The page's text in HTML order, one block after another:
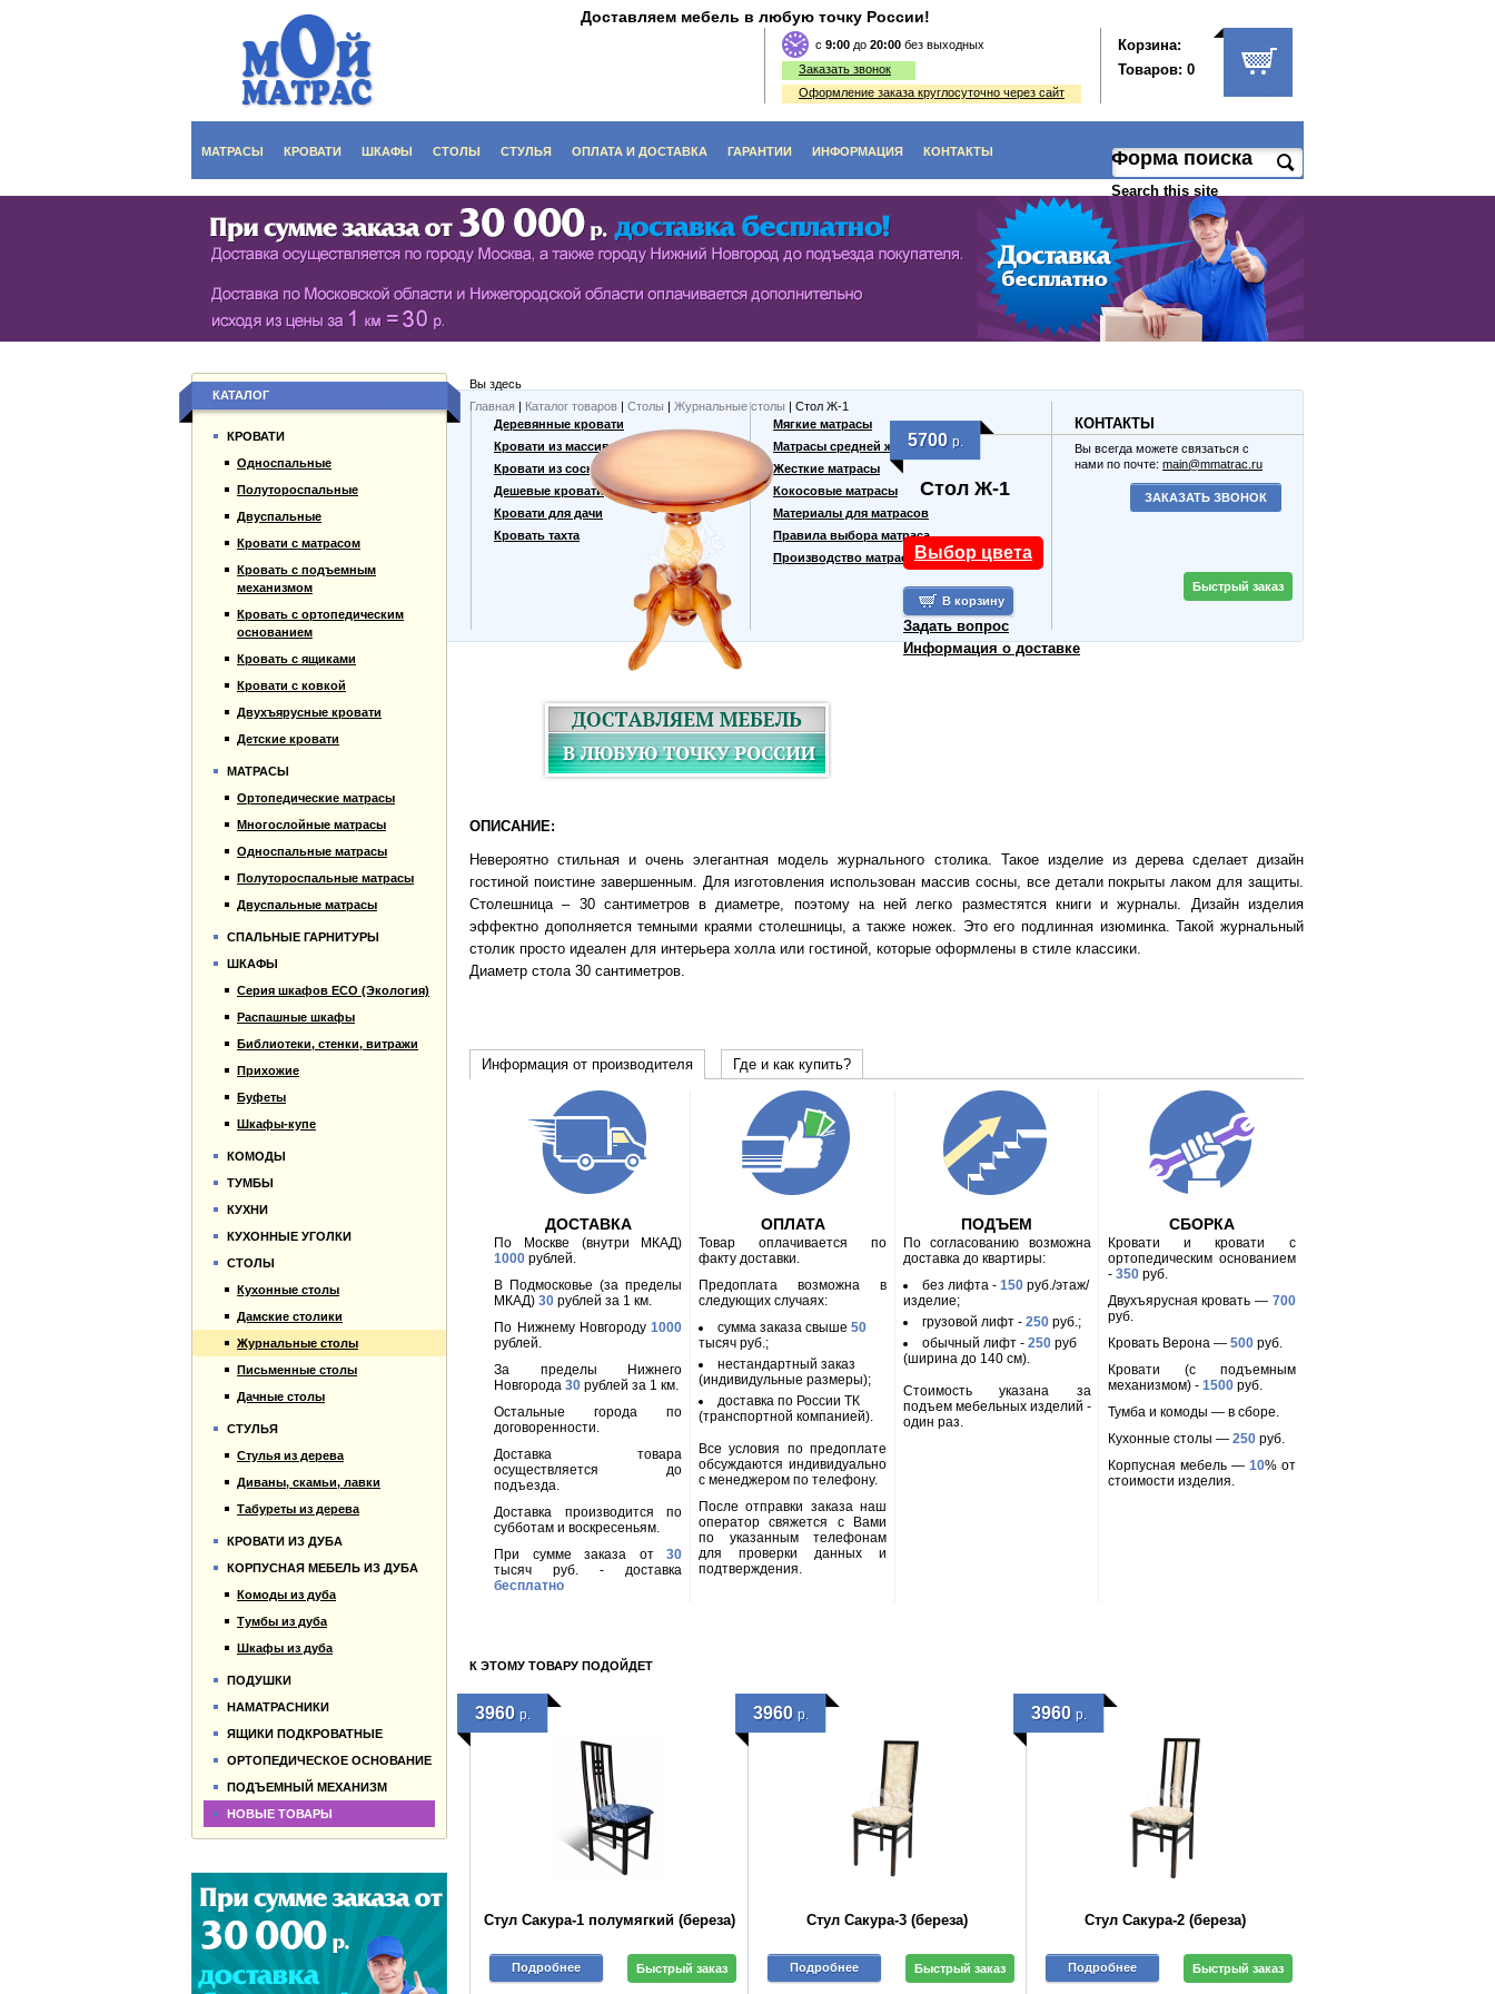
Доставляем мебель в любую точку России!
Заказать звонок
c 9:00 до 20:00 без выходных
Оформление заказа круглосуточно через сайт
Корзина:
Товаров: 0
Форма поиска
Search this site
МАТРАСЫ КРОВАТИ ШКАФЫ
СЕРИЯ ШКАФОВ ECO (ЭКОЛОГИЯ)
РАСПАШНЫЕ ШКАФЫ
БИБЛИОТЕКИ, СТЕНКИ, ВИТРАЖИ
БУФЕТЫ
СТОЛЫ
КУХОННЫЕ СТОЛЫ
ДАМСКИЕ СТОЛИКИ
ЖУРНАЛЬНЫЕ СТОЛЫ
ДАЧНЫЕ СТОЛЫ
СТУЛЬЯ
СТУЛЬЯ ИЗ ДЕРЕВА
ДИВАНЫ, СКАМЬИ, ЛАВКИ
ТАБУРЕТЫ ИЗ ДЕРЕВА
ОПЛАТА И ДОСТАВКА ГАРАНТИИ ИНФОРМАЦИЯ КОНТАКТЫ
Вы здесь
Главная | Каталог товаров | Столы | Журнальные столы | Стол Ж-1
5700 р.
Стол Ж-1
Выбор цвета
Задать вопрос
Быстрый заказ
Информация о доставке
ОПИСАНИЕ:
Невероятно стильная и очень элегантная модель журнального столика. Такое изделие из дерева сделает дизайн
гостиной поистине завершенным. Для изготовления использован массив сосны, все детали покрыты лаком для защиты.
Столешница – 30 сантиметров в диаметре, поэтому на ней легко разместятся книги и журналы. Дизайн изделия
эффектно дополняется темными краями столешницы, а также ножек. Это его подлинная изюминка. Такой журнальный
столик просто идеален для интерьера холла или гостиной, которые оформлены в стиле классики.
Диаметр стола 30 сантиметров.
Информация от производителя Где и как купить?
ДОСТАВКА
По Москве (внутри МКАД)
1000 рублей.
В Подмосковье (за пределы
МКАД)30 рублей за 1 км.
По Нижнему Новгороду1000
рублей.
За пределы Нижнего
Новгорода30 рублей за 1 км.
Остальные города по
договоренности.
Доставка товара
осуществляется до
подъезда.
Доставка производится по
субботам и воскресеньям.
При сумме заказа от30
тысяч руб. - доставка
бесплатно
ОПЛАТА
Товар оплачивается по
факту доставки.
Предоплата возможна в
следующих случаях:
сумма заказа свыше50
тысяч руб.;
нестандартный заказ
(индивидульные размеры);
доставка по России ТК
(транспортной компанией).
Все условия по предоплате
обсуждаются индивидуально
с менеджером по телефону.
После отправки заказа наш
оператор свяжется с Вами
по указанным телефонам
для проверки данных и
подтверждения.
ПОДЪЕМ
По согласованию возможна
доставка до квартиры:
без лифта - 150руб./этаж/
изделие;
грузовой лифт - 250руб.;
обычный лифт - 250руб
(ширина до 140 см).
Стоимость указана за
подъем мебельных изделий -
один раз.
СБОРКА
Кровати и кровати с
ортопедическим основанием
- 350руб.
Двухъярусная кровать — 700
руб.
Кровать Верона — 500руб.
Кровати (с подъемным
механизмом) - 1500руб.
Тумба и комоды — в сборе.
Кухонные столы — 250руб.
Корпусная мебель — 10% от
стоимости изделия.
К ЭТОМУ ТОВАРУ ПОДОЙДЕТ
3960 р.
Стул Сакура-1 полумягкий (береза)
Быстрый заказ
Подробнее
3960 р.
Стул Сакура-3 (береза)
Быстрый заказ
Подробнее
3960 р.
Стул Сакура-2 (береза)
Быстрый заказ
Подробнее
КАТАЛОГ
КРОВАТИ
Односпальные
Полутороспальные
Двуспальные
Кровати с матрасом
Кровать с подъемным
механизмом
Кровать с ортопедическим
основанием
Кровать с ящиками
Кровати с ковкой
Двухъярусные кровати
Детские кровати
МАТРАСЫ
Ортопедические матрасы
Многослойные матрасы
Односпальные матрасы
Полутороспальные матрасы
Двуспальные матрасы
СПАЛЬНЫЕ ГАРНИТУРЫ
ШКАФЫ
Серия шкафов ECO (Экология)
Распашные шкафы
Библиотеки, стенки, витражи
Прихожие
Буфеты
Шкафы-купе
КОМОДЫ
ТУМБЫ
КУХНИ
КУХОННЫЕ УГОЛКИ
СТОЛЫ
Кухонные столы
Дамские столики
Журнальные столы
Письменные столы
Дачные столы
СТУЛЬЯ
Стулья из дерева
Диваны, скамьи, лавки
Табуреты из дерева
КРОВАТИ ИЗ ДУБА
КОРПУСНАЯ МЕБЕЛЬ ИЗ ДУБА
Комоды из дуба
Тумбы из дуба
Шкафы из дуба
ПОДУШКИ
НАМАТРАСНИКИ
ЯЩИКИ ПОДКРОВАТНЫЕ
ОРТОПЕДИЧЕСКОЕ ОСНОВАНИЕ
ПОДЪЕМНЫЙ МЕХАНИЗМ
НОВЫЕ ТОВАРЫ
Гарантии
Оплата и доставка
Прайс-лист
Контакты
Деревянные кровати
Кровати из массива
Кровати из сосны
Дешевые кровати
Кровати для дачи
Кровать тахта
Мягкие матрасы
Матрасы средней жесткости
Жесткие матрасы
Кокосовые матрасы
Материалы для матрасов
Правила выбора матраса
Производство матрасов
КОНТАКТЫ
Вы всегда можете связаться с
нами по почте: main@mmatrac.ru
ЗАКАЗАТЬ ЗВОНОК